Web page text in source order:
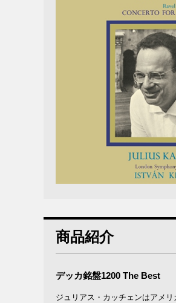
商品紹介
デッカ銘盤1200 The Best
ジュリアス・カッチェンはアメ